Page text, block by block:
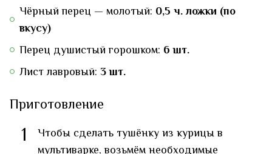
Чёрный перец — молотый: 0,5 ч. ложки (по
вкусу)
Перец душистый горошком: 6 шт.
Лист лавровый: 3 шт.
Приготовление
1
Чтобы сделать тушёнку из курицы в